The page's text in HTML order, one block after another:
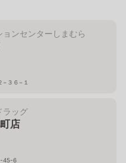
ョンセンターしまむら
−３６−１
ラッグ
店
45-6